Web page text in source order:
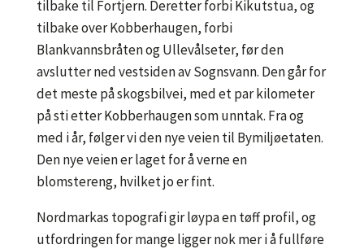
tilbake til Fortjern. Deretter forbi Kikutstua, og
tilbake over Kobberhaugen, forbi
Blankvannsbråten og Ullevålseter, før den
avslutter ned vestsiden av Sognsvann. Den går for
det meste på skogsbilvei, med et par kilometer
på sti etter Kobberhaugen som unntak. Fra og
med i år, følger vi den nye veien til Bymiljøetaten.
Den nye veien er laget for å verne en
blomstereng, hvilket jo er fint.
Nordmarkas topografi gir løypa en tøff profil, og
utfordringen for mange ligger nok mer i å fullføre